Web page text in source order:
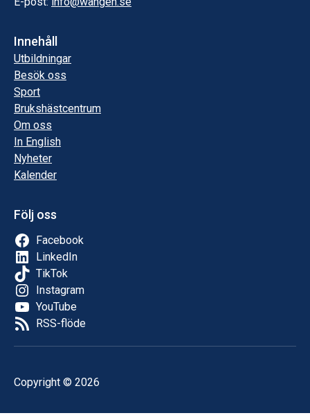
Innehåll
Utbildningar
Besök oss
Sport
Brukshästcentrum
Om oss
In English
Nyheter
Kalender
Följ oss
Facebook
LinkedIn
TikTok
Instagram
YouTube
RSS-flöde
Copyright © 2026